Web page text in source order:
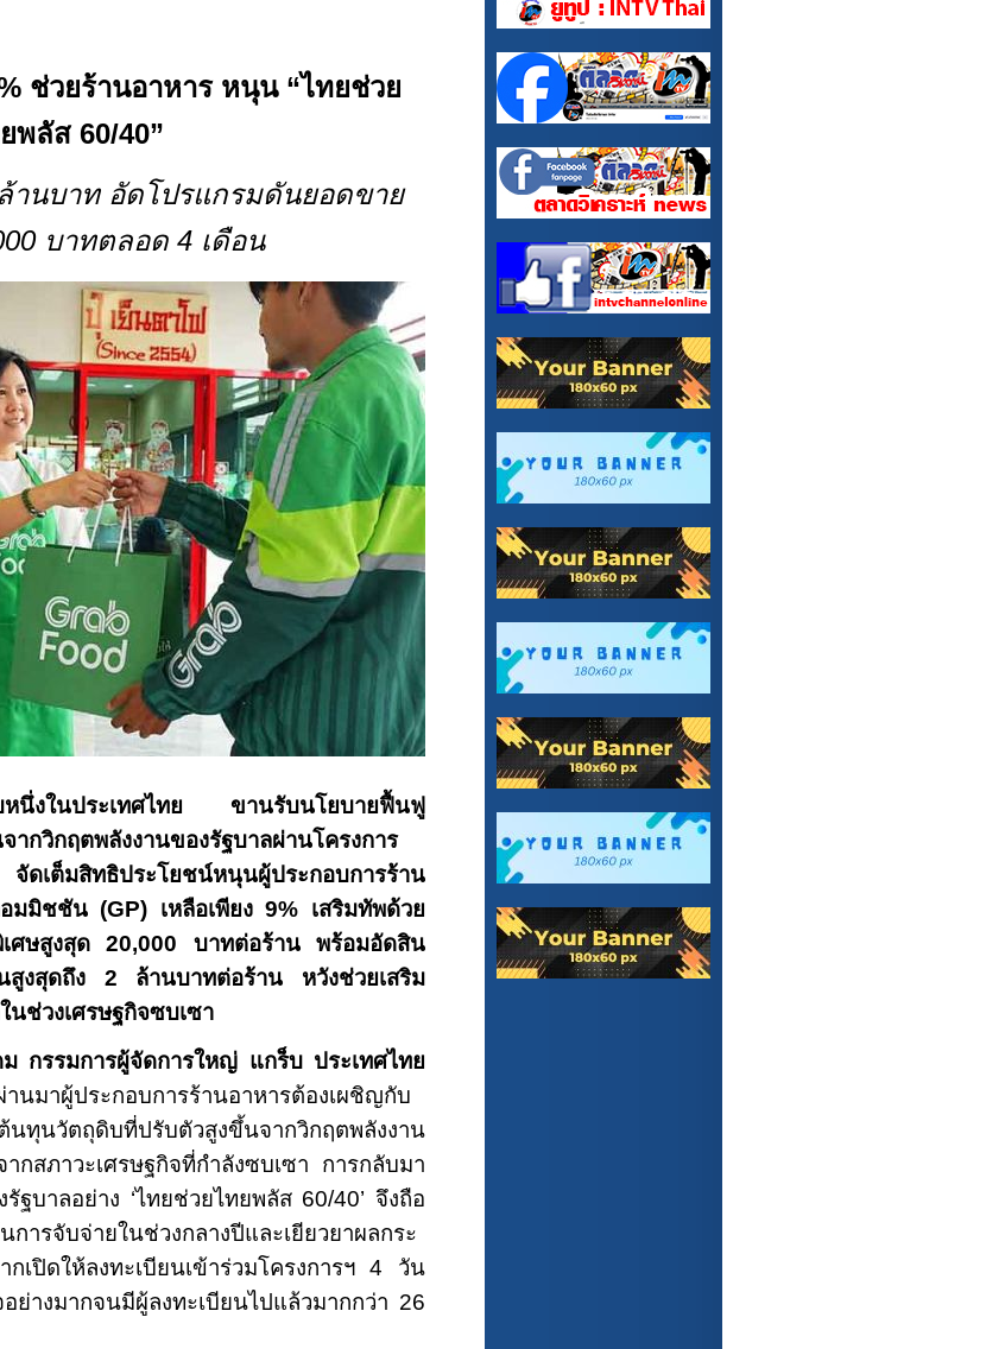
ช่วยร้านอาหาร หนุน“ไทยช่วย
พลัส 60/40”
ล้านบาท อัดโปรแกรมดันยอดขาย
บาทตลอด 4 เดือน
งในประเทศไทย
ขานรับนโยบายฟื้นฟู
ากวิกฤตพลังงานของรัฐบาลผ่านโครงการ
จัดเต็มสิทธิประโยชน์หนุนผู้ประกอบการร้าน
อมมิชชัน (GP) เหลือเพียง9% เสริมทัพด้วย
เศษสูงสุด20,000 บาทต่อร้าน พร้อมอัดสิน
สูงสุดถึง 2 ล้านบาทต่อร้าน หวังช่วยเสริม
ช่วงเศรษฐกิจซบเซา
กรรมการผู้จัดการใหญ่ แกร็บ ประเทศไทย
นมาผู้ประกอบการร้านอาหารต้องเผชิญกับ
นวัตถุดิบที่ปรับตัวสูงขึ้นจากวิกฤตพลังงาน
กสภาวะเศรษฐกิจที่กำลังซบเซา การกลับมา
ฐบาลอย่าง ‘ไทยช่วยไทยพลัส 60/40’ จึงถือ
ารจับจ่ายในช่วงกลางปีและเยียวยาผลกระ
เปิดให้ลงทะเบียนเข้าร่วมโครงการฯ4 วัน
ย่างมากจนมีผู้ลงทะเบียนไปแล้วมากกว่า 26